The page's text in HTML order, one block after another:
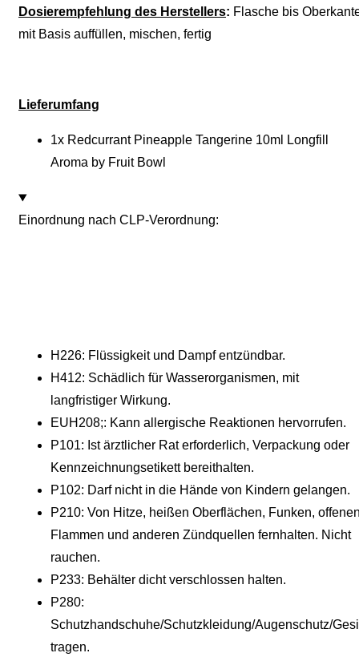
Dosierempfehlung des Herstellers: Flasche bis
mit Basis auffüllen, mischen, fertig
Lieferumfang
1x Redcurrant Pineapple Tangerine 10ml Longfill
Aroma by Fruit Bowl
Einordnung nach CLP-Verordnung:
H226: Flüssigkeit und Dampf entzündbar.
H412: Schädlich für Wasserorganismen, mit
langfristiger Wirkung.
EUH208;: Kann allergische Reaktionen hervorrufen.
P101: Ist ärztlicher Rat erforderlich, Verpackung oder
Kennzeichnungsetikett bereithalten.
P102: Darf nicht in die Hände von Kindern gelangen.
P210: Von Hitze, heißen Oberflächen, Funken,
Flammen und anderen Zündquellen fernhalten. Nicht
rauchen.
P233: Behälter dicht verschlossen halten.
P280:
Schutzhandschuhe/Schutzkleidung/Augenschutz/
tragen.